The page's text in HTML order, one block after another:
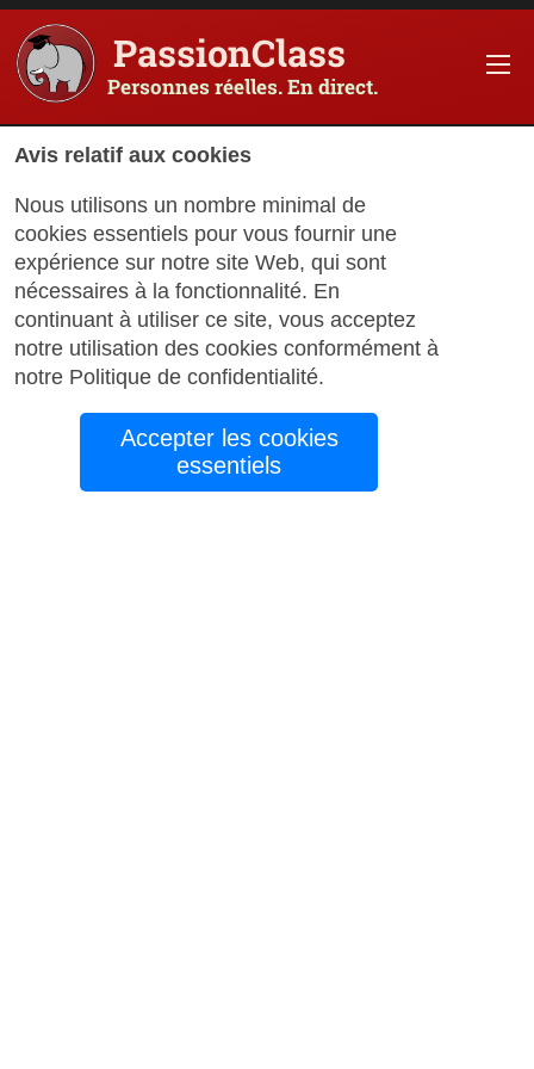
PassionClass
Personnes réelles. En direct.
Joe Pavlisko Launches
New Consulting
Practice
PassionClass Support September 19, 2024
Avis relatif aux cookies
Nous utilisons un nombre minimal de
cookies essentiels pour vous fournir une
expérience sur notre site Web, qui sont
nécessaires à la fonctionnalité. En
continuant à utiliser ce site, vous acceptez
notre utilisation des cookies conformément à
notre Politique de confidentialité.
Accepter les cookies
essentiels